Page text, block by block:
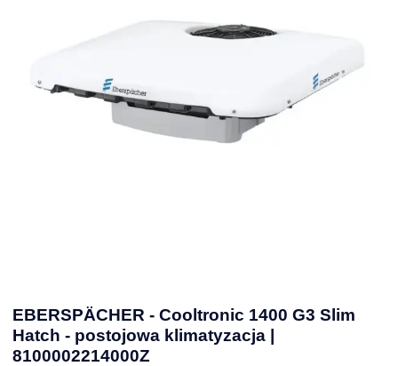
EBERSPÄCHER - Cooltronic 1400 G3 Slim
Hatch - postojowa klimatyzacja |
8100002214000Z